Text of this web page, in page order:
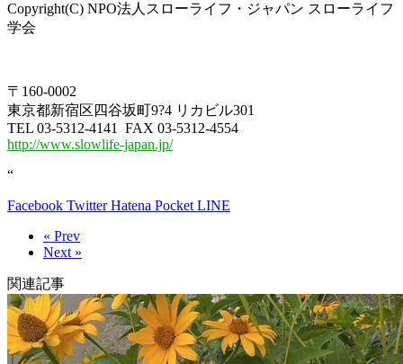
Copyright(C) NPO法人スローライフ・ジャパン スローライフ
学会
〒160-0002
東京都新宿区四谷坂町9?4 リカビル301
TEL 03-5312-4141 FAX 03-5312-4554
http://www.slowlife-japan.jp/
“
Facebook TwitterHatena Pocket LINE
« Prev
Next »
関連記事